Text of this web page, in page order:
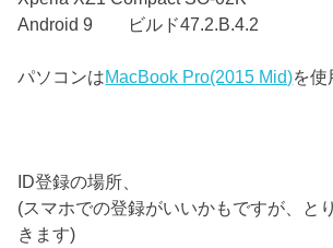
Android 9 ビルド47.2.B.4.2
パソコンはMacBook Pro(2015 Mid)を使
ID登録の場所、
(スマホでの登録がいいかもですが、と
きます)